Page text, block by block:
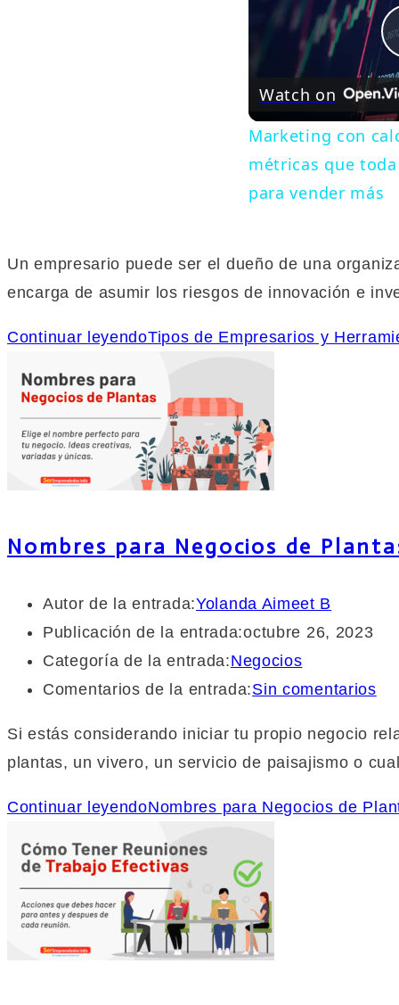
Watch on
Marketing con
métricas que
para vender más
Un empresario puede ser el dueño de una
encarga de asumir los riesgos de innovación e
Continuar leyendoTipos de Empresarios y
Nombres para Negocios de
Autor de la entrada:Yolanda Aimeet B
Publicación de la entrada:octubre 26, 2023
Categoría de la entrada:Negocios
Comentarios de la entrada:Sin comentarios
Si estás considerando iniciar tu propio negocio
plantas, un vivero, un servicio de paisajismo o
Continuar leyendoNombres para Negocios de